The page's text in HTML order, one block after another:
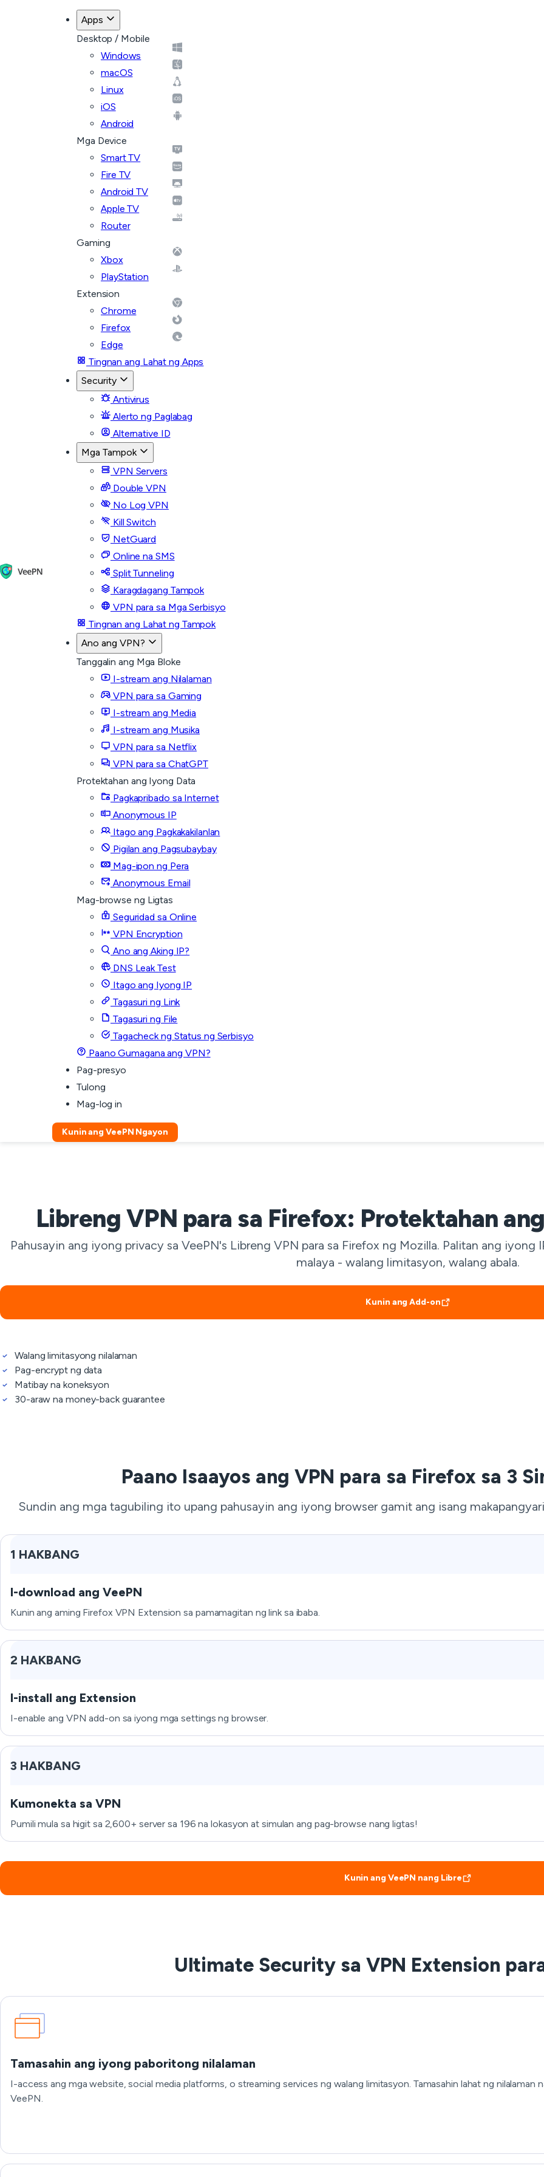
Apps
Desktop / Mobile
Windows
macOS
Linux
iOS
Android
Mga Device
Smart TV
Fire TV
Android TV
Apple TV
Router
Gaming
Xbox
PlayStation
Extension
Chrome
Firefox
Edge
Tingnan ang Lahat ng Apps
Security
Antivirus
Alerto ng Paglabag
Alternative ID
Mga Tampok
VPN Servers
Double VPN
No Log VPN
Kill Switch
NetGuard
Online na SMS
Split Tunneling
Karagdagang Tampok
VPN para sa Mga Serbisyo
Tingnan ang Lahat ng Tampok
Ano ang VPN?
Tanggalin ang Mga Bloke
I-stream ang Nilalaman
VPN para sa Gaming
I-stream ang Media
I-stream ang Musika
VPN para sa Netflix
VPN para sa ChatGPT
Protektahan ang Iyong Data
Pagkapribado sa Internet
Anonymous IP
Itago ang Pagkakakilanlan
Pigilan ang Pagsubaybay
Mag-ipon ng Pera
Anonymous Email
Mag-browse ng Ligtas
Seguridad sa Online
VPN Encryption
Ano ang Aking IP?
DNS Leak Test
Itago ang Iyong IP
Tagasuri ng Link
Tagasuri ng File
Tagacheck ng Status ng Serbisyo
Paano Gumagana ang VPN?
Pag-presyo
Tulong
Mag-log in
Kunin ang VeePN Ngayon
Libreng VPN para sa Firefox: Protektahan
Pahusayin ang iyong privacy sa VeePN's Libreng VPN para sa Firefox ng Mozilla. Palitan ang
malaya - walang limitasyon, walang abala.
Kunin ang Add-on
Walang limitasyong nilalaman
Pag-encrypt ng data
Matibay na koneksyon
30-araw na money-back guarantee
Paano Isaayos ang VPN para sa Firefox sa 3
Sundin ang mga tagubiling ito upang pahusayin ang iyong browser gamit ang isang
1 HAKBANG
I-download ang VeePN
Kunin ang aming Firefox VPN Extension sa pamamagitan ng link sa ibaba.
2 HAKBANG
I-install ang Extension
I-enable ang VPN add-on sa iyong mga settings ng browser.
3 HAKBANG
Kumonekta sa VPN
Pumili mula sa higit sa 2,600+ server sa 196 na lokasyon at simulan ang pag-browse nang ligtas!
Kunin ang VeePN nang Libre
Ultimate Security sa VPN Extension
Tamasahin ang iyong paboritong nilalaman
I-access ang mga website, social media platforms, o streaming services ng walang limitasyon. Tamasahin lahat ng
VeePN.